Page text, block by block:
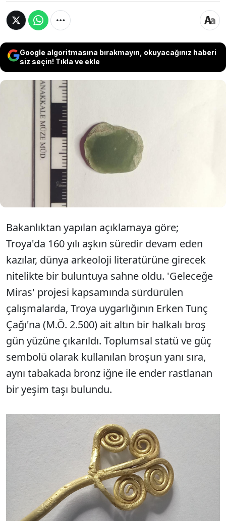
Google algoritmasına bırakmayın, okuyacağınız haberi
siz seçin! Tıkla ve ekle
Kültür ve Turizm Bakanlığı'nın 'Geleceğe
Miras' projesi kapsamında sürdürülen
çalışmalarda, Troya uygarlığının Erken Tunç
Çağı'na (M.Ö. 2 bin 500) ait altın broş ile ender
rastlanan yeşim taşı gün yüzüne çıkarıldı.
Bakanlıktan yapılan açıklamaya göre;
Troya'da 160 yılı aşkın süredir devam eden
kazılar, dünya arkeoloji literatürüne girecek
nitelikte bir buluntuya sahne oldu. 'Geleceğe
Miras' projesi kapsamında sürdürülen
çalışmalarda, Troya uygarlığının Erken Tunç
Çağı'na (M.Ö. 2.500) ait altın bir halkalı broş
gün yüzüne çıkarıldı. Toplumsal statü ve güç
sembolü olarak kullanılan broşun yanı sıra,
aynı tabakada bronz iğne ile ender rastlanan
bir yeşim taşı bulundu.